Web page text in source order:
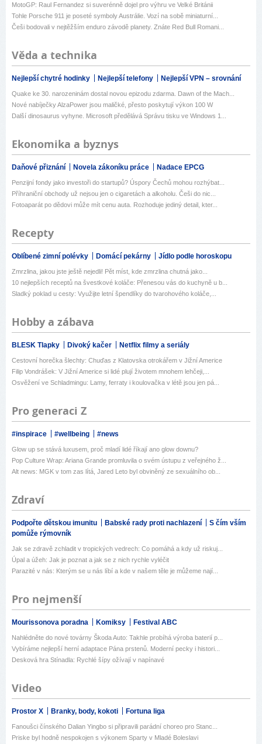
MotoGP: Raul Fernandez si suverénně dojel pro výhru ve Velké Británii
Tohle Porsche 911 je poseté symboly Austrálie. Vozí na sobě miniaturní...
Češi bodovali v nejtěžším enduro závodě planety. Znáte Red Bull Romani...
Věda a technika
Nejlepší chytré hodinky Nejlepší telefony Nejlepší VPN – srovnání
Quake ke 30. narozeninám dostal novou epizodu zdarma. Dawn of the Mach...
Nové nabíječky AlzaPower jsou maličké, přesto poskytují výkon 100 W
Další dinosaurus vyhyne. Microsoft předělává Správu tisku ve Windows 1...
Ekonomika a byznys
Daňové přiznání Novela zákoníku práce Nadace EPCG
Penzijní fondy jako investoři do startupů? Úspory Čechů mohou rozhýbat...
Příhraniční obchody už nejsou jen o cigaretách a alkoholu. Češi do nic...
Fotoaparát po dědovi může mít cenu auta. Rozhoduje jediný detail, kter...
Recepty
Oblíbené zimní polévky Domácí pekárny Jídlo podle horoskopu
Zmrzlina, jakou jste ještě nejedli! Pět míst, kde zmrzlina chutná jako...
10 nejlepších receptů na švestkové koláče: Přenesou vás do kuchyně u b...
Sladký poklad u cesty: Využijte letní špendlíky do tvarohového koláče,...
Hobby a zábava
BLESK Tlapky Divoký kačer Netflix filmy a seriály
Cestovní horečka šlechty: Chuďas z Klatovska otrokářem v Jižní Americe
Filip Vondrášek: V Jižní Americe si lidé plují životem mnohem lehčeji,...
Osvěžení ve Schladmingu: Lamy, ferraty i koulovačka v létě jsou jen pá...
Pro generaci Z
#inspirace #wellbeing #news
Glow up se stává luxusem, proč mladí lidé říkají ano glow downu?
Pop Culture Wrap: Ariana Grande promluvila o svém ústupu z veřejného ž...
Alt news: MGK v tom zas lítá, Jared Leto byl obviněný ze sexuálního ob...
Zdraví
Podpořte dětskou imunitu Babské rady proti nachlazení
S čím vším
pomůže rýmovník
Jak se zdravě zchladit v tropických vedrech: Co pomáhá a kdy už riskuj...
Úpal a úžeh: Jak je poznat a jak se z nich rychle vyléčit
Parazité v nás: Kterým se u nás líbí a kde v našem těle je můžeme nají...
Pro nejmenší
Mourissonova poradna Komiksy Festival ABC
Nahlédněte do nové továrny Škoda Auto: Takhle probíhá výroba baterií p...
Vybíráme nejlepší herní adaptace Pána prstenů. Moderní pecky i histori...
Desková hra Stínadla: Rychlé šípy ožívají v napínavé
Video
Prostor X Branky, body, kokoti Fortuna liga
Fanoušci čínského Dalian Yingbo si připravili parádní choreo pro Stanc...
Priske byl hodně nespokojen s výkonem Sparty v Mladé Boleslavi